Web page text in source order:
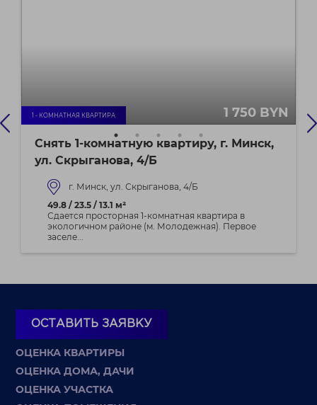
1 - КОМНАТНАЯ КВАРТИРА 1 750 BYN
Снять 1-комнатную квартиру, г. Минск,
ул. Скрыганова, 4/Б
г. Минск, ул. Скрыганова, 4/Б
49.8 / 23.5 / 13.1 м²
Сдается просторная 1-комнатная квартира в
экологичном районе (м. Молодежная). Первое
заселе...
ОСТАВИТЬ ЗАЯВКУ
ОЦЕНКА КВАРТИРЫ
ОЦЕНКА ДОМА, ДАЧИ
ОЦЕНКА УЧАСТКА